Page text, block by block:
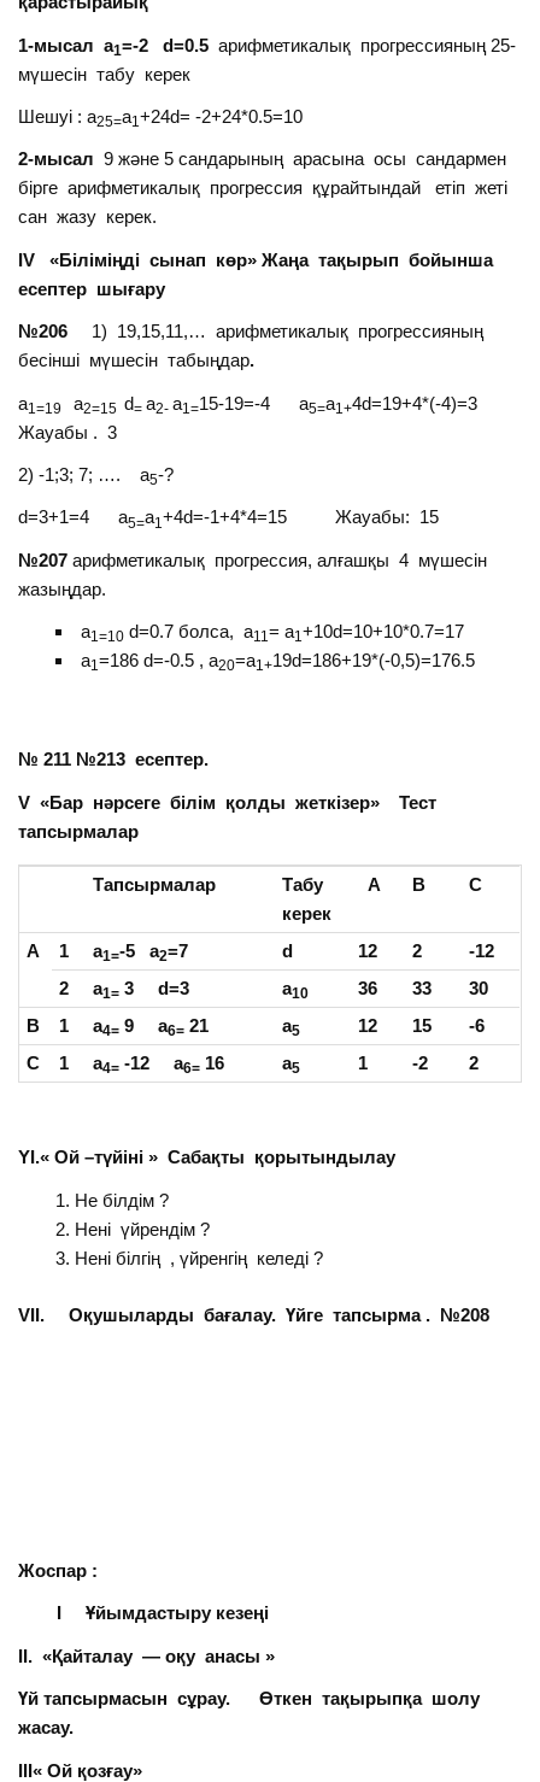
1-мысал а1=-2d=0.5арифметикалық прогрессияның 25-
мүшесін табу керек
Шешуі : a25=a1+24d= -2+24*0.5=10
2-мысал9 және 5 сандарының арасына осы сандармен
бірге арифметикалық прогрессия құрайтындай етіп жеті
сан жазу керек.
IV «Біліміңді сынап көр» Жаңа тақырып бойынша
есептер шығару
№206 1) 19,15,11,… арифметикалық прогрессияның
бесінші мүшесін табыңдар.
а1=19 a2=15d=a2-a1=15-19=-4 a5=a1+4d=19+4*(-4)=3
Жауабы . 3
2) -1;3; 7; …. а5-?
d=3+1=4 a5=a1+4d=-1+4*4=15 Жауабы: 15
№207 арифметикалық прогрессия, алғашқы 4 мүшесін
жазыңдар.
a1=10d=0.7 болса, а11= a1+10d=10+10*0.7=17
a1=186 d=-0.5 , a20=a1+19d=186+19*(-0,5)=176.5
№ 211 №213 есептер.
V «Бар нәрсеге білім қолды жеткізер» Тест
тапсырмалар
Тапсырмалар
Табу
керек
А В С
А 1 a1=-5 a2=7 d 12 2
-12
2
a1= 3 d=3 a10 36 33
30
B
1 a4= 9 a6= 21 a5 12 15
-6
C
1 a4= -12 a6= 16 a5 1 -2 2
YІ.« Ой –түйіні » Сабақты қорытындылау
Не білдім ?
Нені үйрендім ?
Нені білгің , үйренгің келеді ?
VIІ. Оқушыларды бағалау. Үйге тапсырма . №208
Жоспар :
І Ұйымдастыру кезеңі
ІІ. «Қайталау — оқу анасы »
Үй тапсырмасын сұрау. Өткен тақырыпқа шолу
жасау.
ІІІ« Ой қозғау»